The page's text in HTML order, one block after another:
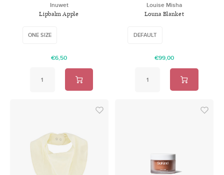
Inuwet
Lipbalm Apple
ONE SIZE
€6,50
Louise Misha
Louna Blanket
DEFAULT
€99,00